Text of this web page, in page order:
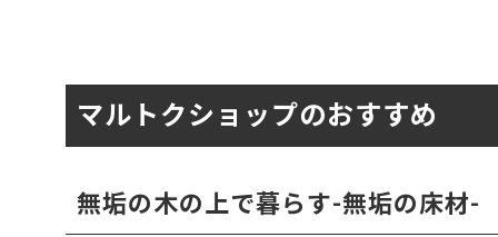
マルトクショップのおすすめ
無垢の木の上で暮らす-無垢の床材-